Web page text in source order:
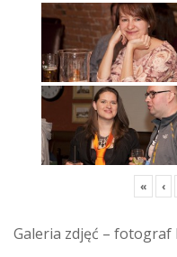
« ‹
Galeria zdjęć – fotograf